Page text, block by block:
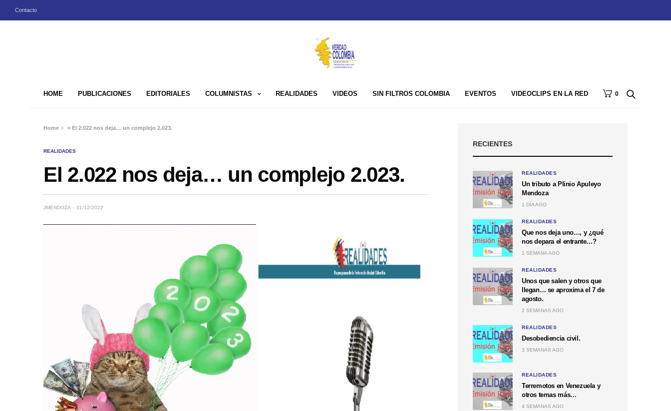
Contacto
HOME PUBLICACIONES EDITORIALES COLUMNISTAS REALIDADES VIDEOS SIN FILTROS COLOMBIA EVENTOS VIDEOCLIPS EN LA RED 0
Home »El 2.022 nos deja… un complejo 2.023.
REALIDADES
El 2.022 nos deja… un complejo 2.023.
JMENDOZA 31/12/2022
RECIENTES
REALIDADES
Un tributo a Plinio Apuleyo
Mendoza
1 DÍA AGO
REALIDADES
Que nos deja uno…, y ¿qué
nos depara el entrante…?
1 SEMANA AGO
REALIDADES
Unos que salen y otros que
llegan… se aproxima el 7 de
agosto.
2 SEMANAS AGO
REALIDADES
Desobediencia civil.
3 SEMANAS AGO
REALIDADES
Terremotos en Venezuela y
otros temas más…
4 SEMANAS AGO